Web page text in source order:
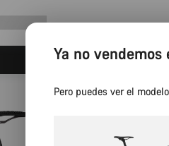
Servicio
Ya no
Pero puedes ver el